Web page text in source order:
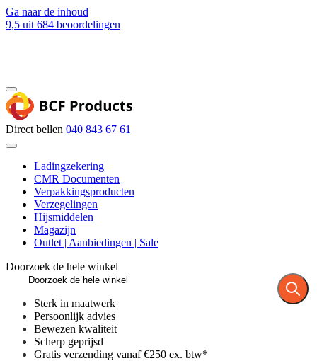
Ga naar de inhoud
9,5 uit 684 beoordelingen
Direct bellen 040 843 67 61
Ladingzekering
CMR Documenten
Verpakkingsproducten
Verzegelingen
Hijsmiddelen
Magazijn
Outlet | Aanbiedingen | Sale
Doorzoek de hele winkel
Sterk in maatwerk
Persoonlijk advies
Bewezen kwaliteit
Scherp geprijsd
Gratis verzending vanaf €250 ex. btw*